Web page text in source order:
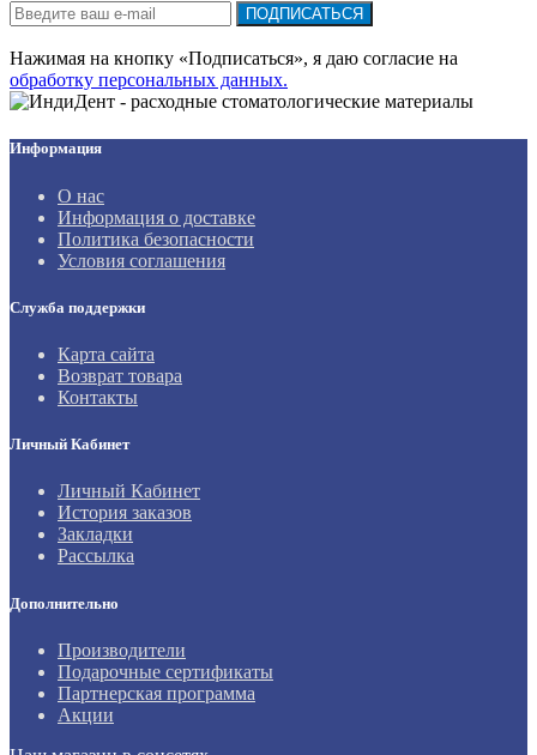
ПОДПИСАТЬСЯ
Нажимая на кнопку «Подписаться», я даю cогласие на
обработку персональных данных.
Информация
О нас
Информация о доставке
Политика безопасности
Условия соглашения
Служба поддержки
Карта сайта
Возврат товара
Контакты
Личный Кабинет
Личный Кабинет
История заказов
Закладки
Рассылка
Дополнительно
Производители
Подарочные сертификаты
Партнерская программа
Акции